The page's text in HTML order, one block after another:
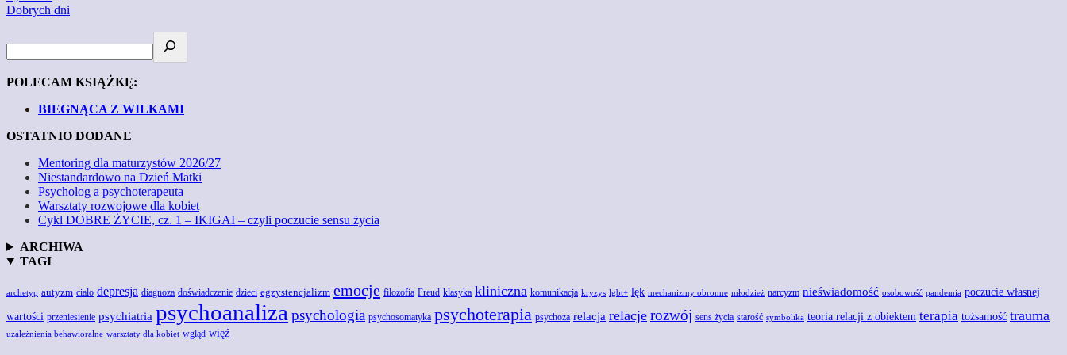
Dobrych dni
POLECAM KSIĄŻKĘ:
BIEGNĄCA Z WILKAMI
OSTATNIO DODANE
Mentoring dla maturzystów 2026/27
Niestandardowo na Dzień Matki
Psycholog a psychoterapeuta
Warsztaty rozwojowe dla kobiet
Cykl DOBRE ŻYCIE, cz. 1 – IKIGAI – czyli poczucie sensu życia
ARCHIWA
TAGI
archetyp autyzm ciało depresja diagnoza doświadczenie dzieci egzystencjalizm emocje filozofia Freud klasyka kliniczna komunikacja kryzys lgbt+ lęk mechanizmy obronne młodzież narcyzm nieświadomość osobowość pandemia poczucie własnej
wartości przeniesienie psychiatria psychoanaliza psychologia psychosomatyka psychoterapia psychoza relacja relacje rozwój sens życia starość symbolika teoria relacji z obiektem terapia tożsamość trauma
uzależnienia behawioralne warsztaty dla kobiet wgląd więź